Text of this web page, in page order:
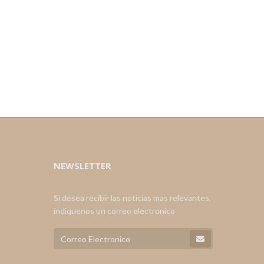
NEWSLETTER
Si desea recibir las noticias mas relevantes,
indiquenos un correo electronico